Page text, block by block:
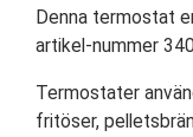
Denna termostat
artikel-nummer
Termostater
fritöser,